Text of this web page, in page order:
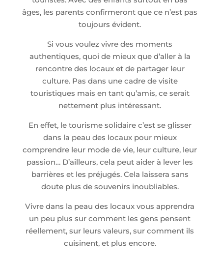
âges, les parents confirmeront que ce n’est pas
toujours évident.
Si vous voulez vivre des moments
authentiques, quoi de mieux que d’aller à la
rencontre des locaux et de partager leur
culture. Pas dans une cadre de visite
touristiques mais en tant qu’amis, ce serait
nettement plus intéressant.
En effet, le tourisme solidaire c’est se glisser
dans la peau des locaux pour mieux
comprendre leur mode de vie, leur culture, leur
passion… D’ailleurs, cela peut aider à lever les
barrières et les préjugés. Cela laissera sans
doute plus de souvenirs inoubliables.
Vivre dans la peau des locaux vous apprendra
un peu plus sur comment les gens pensent
réellement, sur leurs valeurs, sur comment ils
cuisinent, et plus encore.